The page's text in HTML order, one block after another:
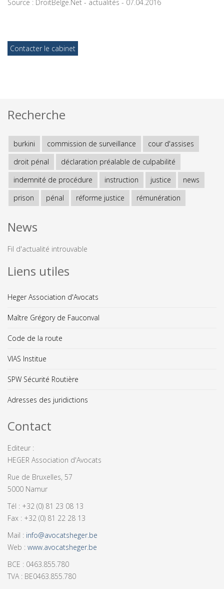
Source : DroitBelge.Net - actualités - 07.04.2016
Contacter le cabinet
Recherche
burkini commission de surveillance
cour d'assises
droit pénal
déclaration préalable de culpabilité
indemnité de procédure
instruction justice
news
prison
pénal réforme justice rémunération
News
Fil d'actualité introuvable
Liens utiles
Heger Association d'Avocats
Maître Grégory de Fauconval
Code de la route
VIAS Institue
SPW Sécurité Routière
Adresses des juridictions
Contact
Editeur :
HEGER Association d'Avocats
Rue de Bruxelles, 57
5000 Namur
Tél : +32 (0) 81 23 08 13
Fax : +32 (0) 81 22 28 13
Mail : info@avocatsheger.be
Web : www.avocatsheger.be
BCE : 0463.855.780
TVA : BE0463.855.780